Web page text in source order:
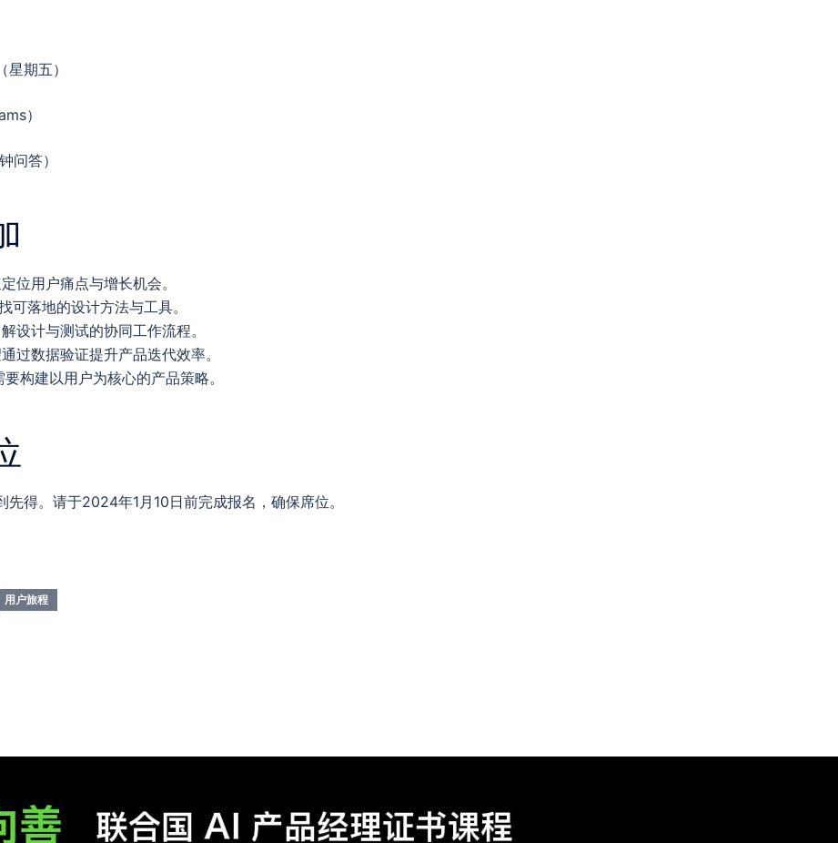
期五）
）
问答）
位用户痛点与增长机会。
可落地的设计方法与工具。
设计与测试的协同工作流程。
过数据验证提升产品迭代效率。
构建以用户为核心的产品策略。
得。请于2024年1月10日前完成报名，确保席位。
用户旅程